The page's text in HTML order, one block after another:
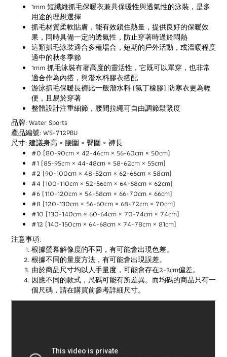
1mm 短纖維抓毛保暖衣兼具保暖性與透氣性的泳裝，是多
用途的理想選擇
抓毛材質柔軟貼膚，能有效鎖住熱量，提供良好的保暖效
果，同時具備一定的透氣性，防止穿著時過於悶熱
這類抓毛泳裝適合多種場合，短期的戶外活動，或溫暖程度
適中的秋冬季節
1mm 抓毛泳裝有著高度的靈活性，它既可以單穿，也非常
適合作為內搭，與潛水料膠衣搭配
游泳抓毛保暖長褲比一般潛水料 (氯丁橡膠) 防寒衣更為輕
便，且易於穿著
整體設計注重細節，腰間拉繩可自由調節鬆緊度
品牌: Water Sports
產品編號: WS-712PBU
尺寸: 建議身高 × 腰圍 × 臀圍 × 褲長
#0 (80-90cm × 42-46cm × 56-60cm × 50cm)
#1 (85-95cm × 44-48cm × 58-62cm × 55cm)
#2 (90-100cm × 48-52cm × 62-66cm × 58cm)
#4 (100-110cm × 52-56cm × 64-68cm × 62cm)
#6 (110-120cm × 54-58cm × 66-70cm × 66cm)
#8 (120-130cm × 56-60cm × 68-72cm × 70cm)
#10 (130-140cm × 60-64cm × 70-74cm × 74cm)
#12 (140-150cm × 64-68cm × 74-78cm × 81cm)
注意事項:
根據螢幕解像度的不同，有可能會出現色差。
根據不同的量度方法，有可能會出現誤差。
由於商品尺寸均以人手量度，可能會存在2-3cm偏差。
因應不同的款式，尺碼可能有所差異。而均碼的商品只有一
個尺碼，請在購買前參考詳細尺寸。